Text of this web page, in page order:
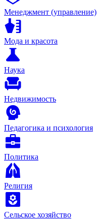
Менеджмент (управление)
Мода и красота
Наука
Недвижимость
Педагогика и психология
Политика
Религия
Сельское хозяйство